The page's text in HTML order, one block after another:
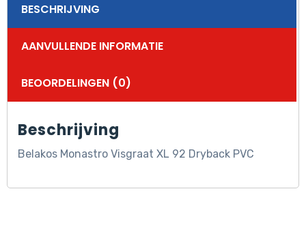
BESCHRIJVING
AANVULLENDE INFORMATIE
BEOORDELINGEN (0)
Beschrijving
Belakos Monastro Visgraat XL 92 Dryback PVC